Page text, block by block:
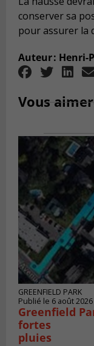
conserver sa
pour assurer la
Auteur : Henri-
Vous
GREENFIELD PARK
Publié le 6 août 2026
Greenfield
fortes